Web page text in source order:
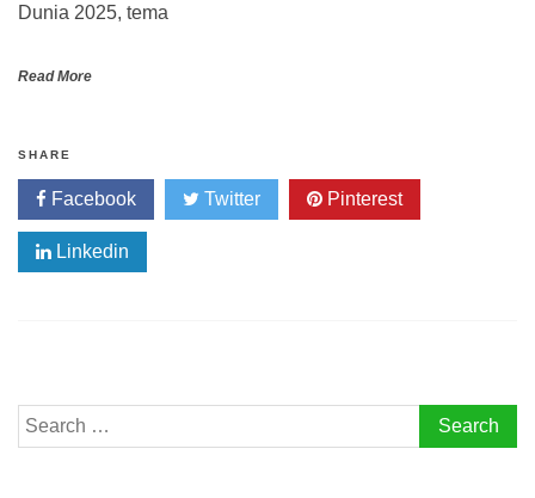
Dunia 2025, tema
Read More
SHARE
Facebook Twitter Pinterest
Linkedin
Search
for: